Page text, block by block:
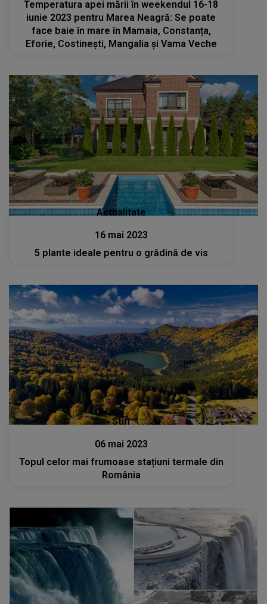
Temperatura apei mării în weekendul 16-18
iunie 2023 pentru Marea Neagră: Se poate
face baie în mare în Mamaia, Constanța,
Eforie, Costinești, Mangalia și Vama Veche
Actualitate
16 mai 2023
5 plante ideale pentru o grădină de vis
Stiri
06 mai 2023
Topul celor mai frumoase stațiuni termale din
România